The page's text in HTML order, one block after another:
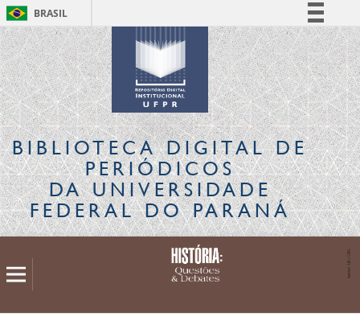
BRASIL
Simplifique!
Comunica BR
Participe
Acesso à informação
Legislação
Canais
BIBLIOTECA DIGITALDE
PERIÓDICOS
DA UNIVERSIDADE
FEDERAL DO PARANÁ